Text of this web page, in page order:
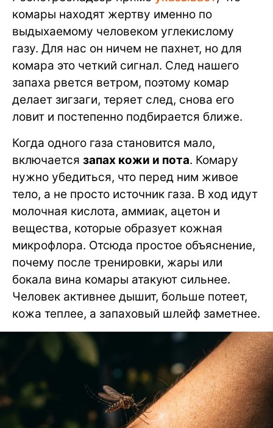
комары находят жертву именно по
выдыхаемому человеком углекислому
газу. Для нас он ничем не пахнет, но для
комара это четкий сигнал. След нашего
запаха рвется ветром, поэтому комар
делает зигзаги, теряет след, снова его
ловит и постепенно подбирается ближе.
Когда одного газа становится мало,
включается запах кожи и пота. Комару
нужно убедиться, что перед ним живое
тело, а не просто источник газа. В ход идут
молочная кислота, аммиак, ацетон и
вещества, которые образует кожная
микрофлора. Отсюда простое объяснение,
почему после тренировки, жары или
бокала вина комары атакуют сильнее.
Человек активнее дышит, больше потеет,
кожа теплее, а запаховый шлейф заметнее.